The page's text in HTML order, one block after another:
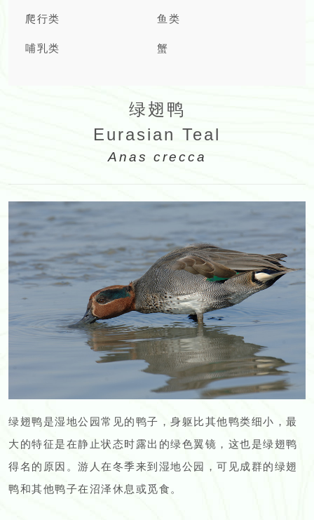
爬行类 鱼类
哺乳类 蟹
绿翅鸭
Eurasian Teal
Anas crecca
绿翅鸭是湿地公园常见的鸭子，身躯比其他鸭类细小，最
大的特征是在静止状态时露出的绿色翼镜，这也是绿翅鸭
得名的原因。游人在冬季来到湿地公园，可见成群的绿翅
鸭和其他鸭子在沼泽休息或觅食。